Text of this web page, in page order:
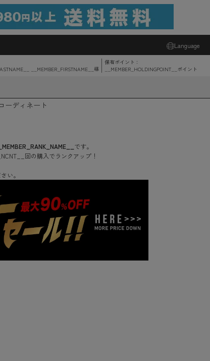
Language
__MEMBER_FIRSTNAME__ 様
保有ポイント：
__MEMBER_HOLDINGPOINT__
ポイント
ーディネート
です。
回の購入でランクアップ！
い。